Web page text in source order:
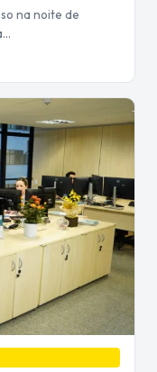
na noite de